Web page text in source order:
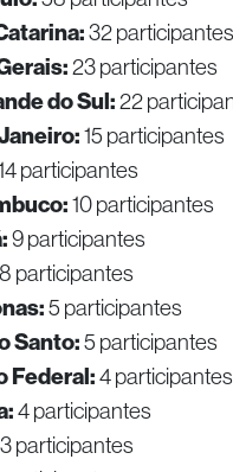
32 participantes
23 participantes
do Sul: 22
15 participantes
participantes
10 participantes
9 participantes
8 participantes
5 participantes
Santo:5 participantes
Federal:4 participantes
4 participantes
3 participantes